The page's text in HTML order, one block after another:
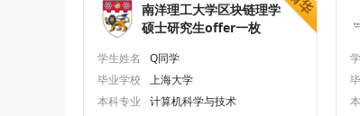
南洋理工大学区块链理学
硕士研究生offer一枚
学生姓名
Q同学
毕业学校
上海大学
本科专业
计算机科学与技术